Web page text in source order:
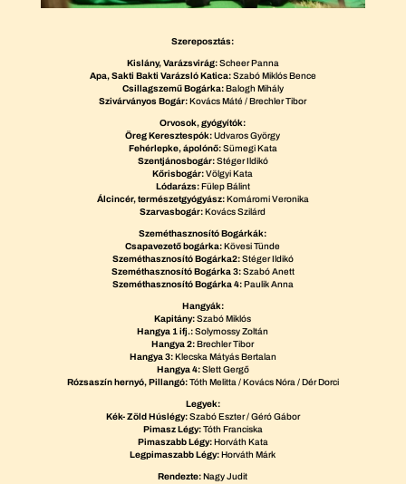
Szereposztás:
Kislány, Varázsvirág:Scheer Panna
Apa, Sakti Bakti Varázsló Katica:Szabó Miklós Bence
Csillagszemű Bogárka:Balogh Mihály
Szivárványos Bogár:Kovács Máté / Brechler Tibor
Orvosok, gyógyítók:
Öreg Keresztespók:Udvaros György
Fehérlepke, ápolónő:Sümegi Kata
Szentjánosbogár:Stéger Ildikó
Kőrisbogár:Völgyi Kata
Lódarázs:Fülep Bálint
Álcincér, természetgyógyász:Komáromi Veronika
Szarvasbogár:Kovács Szilárd
Szeméthasznosító Bogárkák:
Csapavezető bogárka:Kövesi Tünde
Szeméthasznosító Bogárka2:Stéger Ildikó
Szeméthasznosító Bogárka 3:Szabó Anett
Szeméthasznosító Bogárka 4:Paulik Anna
Hangyák:
Kapitány:Szabó Miklós
Hangya 1 ifj.:Solymossy Zoltán
Hangya 2:Brechler Tibor
Hangya 3:Klecska Mátyás Bertalan
Hangya 4:Slett Gergő
Rózsaszín hernyó, Pillangó:Tóth Melitta / Kovács Nóra / Dér Dorci
Legyek:
Kék- Zöld Húslégy:Szabó Eszter / Géró Gábor
Pimasz Légy:Tóth Franciska
Pimaszabb Légy:Horváth Kata
Legpimaszabb Légy:Horváth Márk
Rendezte:Nagy Judit